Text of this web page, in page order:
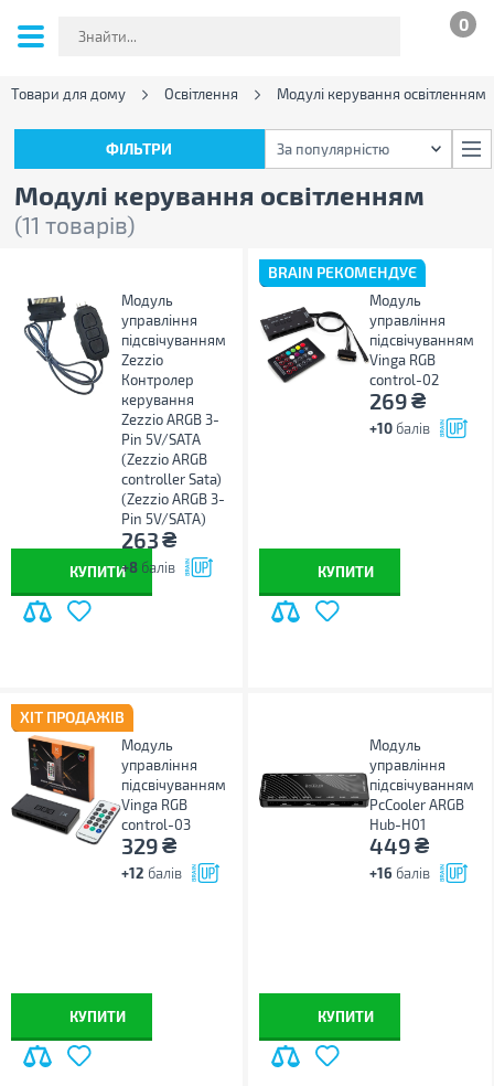
0
Товари для дому Освітлення Модулі керування освітленням
Модулі керування освітленням
(11 товарів)
ФІЛЬТРИ За популярністю
Модуль
управління
підсвічуванням
Zezzio
Контролер
керування
Zezzio ARGB 3-
Pin 5V/SATA
(Zezzio ARGB
controller Sata)
(Zezzio ARGB 3-
Pin 5V/SATA)
263₴
+8 балів
КУПИТИ
BRAIN РЕКОМЕНДУЄ
Модуль
управління
підсвічуванням
Vinga RGB
control-02
269₴
+10 балів
КУПИТИ
ХІТ ПРОДАЖІВ
Модуль
управління
підсвічуванням
Vinga RGB
control-03
329₴
+12 балів
КУПИТИ
Модуль
управління
підсвічуванням
PcCooler ARGB
Hub-H01
449₴
+16 балів
КУПИТИ
ФІЛЬТРИ За популярністю